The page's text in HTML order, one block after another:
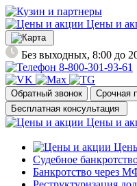
Цены и
Без выходных, 8:00 до
8-800-301-93-61
Обратный звонок
Срочная
Бесплатная консультация
Цены и
Судебное
Банкротство через